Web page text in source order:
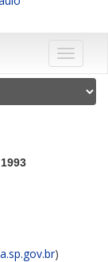
Menu
)